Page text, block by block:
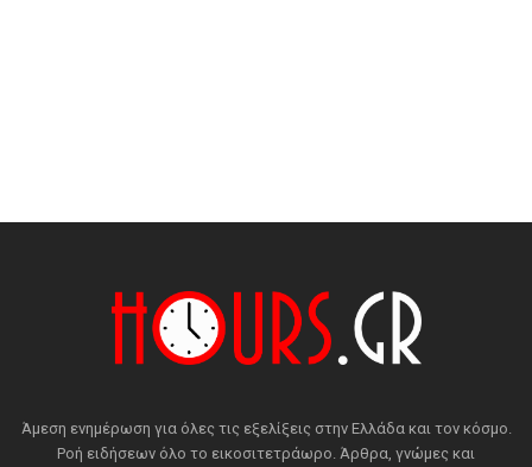
Άμεση ενημέρωση για όλες τις εξελίξεις στην Ελλάδα και τον κόσμο.
Ροή ειδήσεων όλο το εικοσιτετράωρο. Άρθρα, γνώμες και